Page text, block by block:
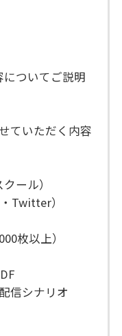
ついてご説明
ていただく内容
ール）
Twitter）
枚以上）
信シナリオ